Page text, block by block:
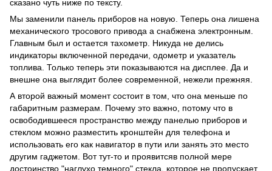
сказано чуть ниже по тексту.
Мы заменили панель приборов на новую. Теперь она лишена
механического тросового привода а снабжена электронным.
Главным был и остается тахометр. Никуда не делись
индикаторы включенной передачи, одометр и указатель
топлива. Только теперь эти показываются на дисплее. Да и
внешне она выглядит более современной, нежели прежняя.
А второй важный момент состоит в том, что она меньше по
габаритным размерам. Почему это важно, потому что в
освободившееся пространство между панелью приборов и
стеклом можно разместить кронштейн для телефона и
использовать его как навигатор в пути или занять это место
другим гаджетом. Вот тут-то и проявитсяв полной мере
достоинство "наглухо темного" стекла, которое не пропускает